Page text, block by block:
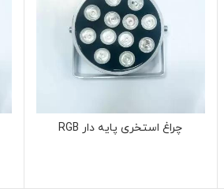
چراغ استخری پایه دار RGB